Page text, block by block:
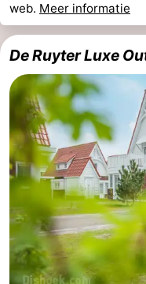
web. Meer informatie
De Ruyter Luxe